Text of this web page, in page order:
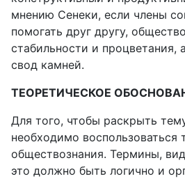
мнению Сенеки, если члены
помогать друг другу,
стабильности и процветания,
свод камней.
ТЕОРЕТИЧЕСКОЕ
Для того, чтобы раскрыть
необходимо воспользоваться
обществознания. Термины,
это должно быть логично и